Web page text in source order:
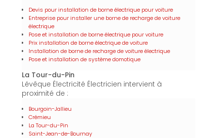
Devis pour installation de borne électrique pour voiture
Entreprise pour installer une borne de recharge de voiture
électrique
Pose et installation de borne électrique pour voiture
Prix installation de borne électrique de voiture
Installation de borne de recharge de voiture électrique
Pose et installation de système domotique
La Tour-du-Pin
Lévêque Électricité Électricien intervient à
proximité de :
Bourgoin-Jallieu
Crémieu
La Tour-du-Pin
Saint-Jean-de-Bournay